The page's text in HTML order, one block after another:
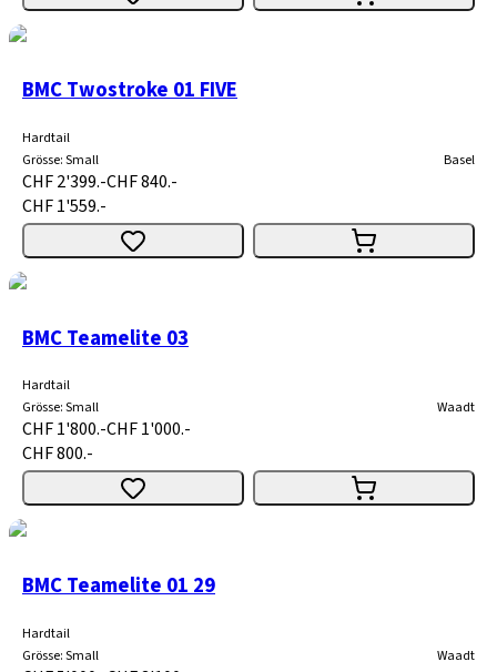
BMC Twostroke 01 FIVE
Hardtail
Grösse:Small Basel
CHF 2'399.-CHF 840.-
CHF 1'559.-
BMC Teamelite 03
Hardtail
Grösse:Small Waadt
CHF 1'800.-CHF 1'000.-
CHF 800.-
BMC Teamelite 01 29
Hardtail
Grösse:Small Waadt